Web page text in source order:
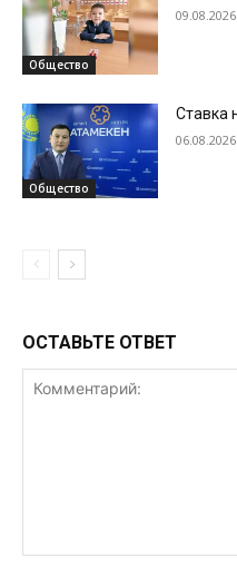
Общество
09.08.2026
Общество
Ставка
06.08.2026
ОСТАВЬТЕ ОТВЕТ